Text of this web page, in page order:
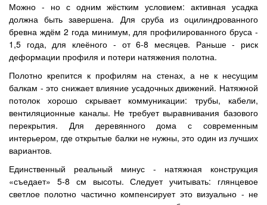
Можно - но с одним жёстким условием: активная усадка
должна быть завершена. Для сруба из оцилиндрованного
бревна ждём 2 года минимум, для профилированного бруса -
1,5 года, для клеёного - от 6-8 месяцев. Раньше - риск
деформации профиля и потери натяжения полотна.
Полотно крепится к профилям на стенах, а не к несущим
балкам - это снижает влияние усадочных движений. Натяжной
потолок хорошо скрывает коммуникации: трубы, кабели,
вентиляционные каналы. Не требует выравнивания базового
перекрытия. Для деревянного дома с современным
интерьером, где открытые балки не нужны, это один из лучших
вариантов.
Единственный реальный минус - натяжная конструкция
«съедает» 5-8 см высоты. Следует учитывать: глянцевое
светлое полотно частично компенсирует это визуально - не